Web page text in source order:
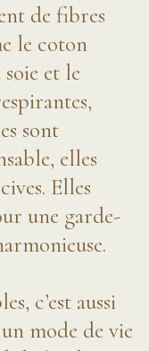
de fibres
le coton
et le
sont
elles
Elles
une garde-
c’est aussi
mode de vie